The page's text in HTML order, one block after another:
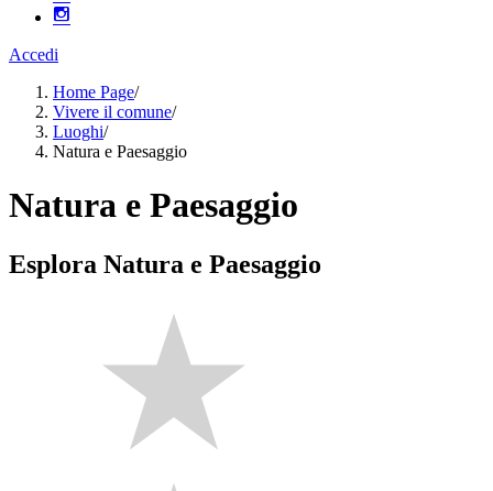
Accedi
Home Page/
Vivere il comune/
Luoghi/
Natura e Paesaggio
Natura e Paesaggio
Esplora Natura e Paesaggio